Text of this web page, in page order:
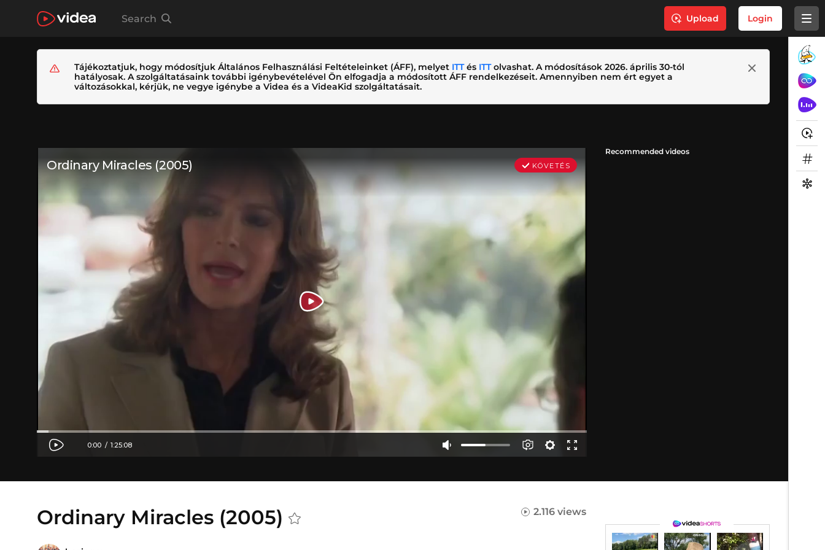
Search Upload Login
Tájékoztatjuk, hogy módosítjuk Általános Felhasználási Feltételeinket (ÁFF), melyet ITTés ITTolvashat. A módosítások 2026. április 30-tól
hatályosak. A szolgáltatásaink további igénybevételével Ön elfogadja a módosított ÁFF rendelkezéseit. Amennyiben nem ért egyet a
változásokkal, kérjük, ne vegye igénybe a Videa és a VideaKid szolgáltatásait.
Recommended videos
Ordinary Miracles (2005) 2.116 views